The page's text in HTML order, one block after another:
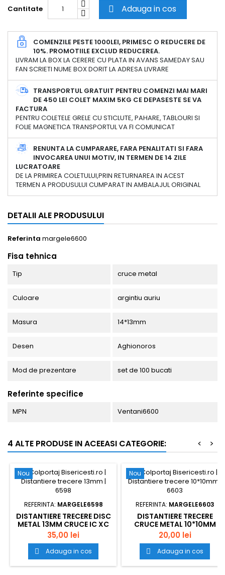
Cantitate  Adauga in cos
COMENZILE PESTE 1000LEI, PRIMESC O REDUCERE DE
10%. PROMOTIILE EXCLUD REDUCEREA.
LIVRAM LA BOX LA CERERE CU PLATA IN AVANS SAMEDAY SAU
FAN SCRIETI NUME BOX DORIT LA ADRESA LIVRARE
TRANSPORTUL GRATUIT PENTRU COMENZI MAI MARI
DE 450 LEI COLET MAXIM 5KG CE DEPASESTE SE VA
FACTURA
PENTRU COLETELE GRELE CU STICLUTE, PAHARE, TABLOURI SI
FOLIE MAGNETICA TRANSPORTUL VA FI COMUNICAT
RENUNTA LA CUMPARARE, FARA PENALITATI SI FARA
INVOCAREA UNUI MOTIV, IN TERMEN DE 14 ZILE
LUCRATOARE
DE LA PRIMIREA COLETULUI,PRIN RETURNAREA IN ACEST
TERMEN A PRODUSULUI CUMPARAT IN AMBALAJUL ORIGINAL
DETALII ALE PRODUSULUI
Referinta margele6600
Fisa tehnica
Tip cruce metal
Culoare argintiu auriu
Masura 14*13mm
Desen Aghionoros
Mod de prezentare set de 100 bucati
Referinte specifice
MPN Ventani6600
4 ALTE PRODUSE IN ACEEASI CATEGORIE: >
<
Nou
REFERINTA: MARGELE6598
DISTANTIERE TRECERE DISC
METAL 13MM CRUCE IC XC
NI KA 6598 SET100BUC
35,00 lei
 Adauga in cos
Nou
REFERINTA: MARGELE6603
DISTANTIERE TRECERE
CRUCE METAL 10*10MM
CRUCE 1 ORIFICIU DE 3MM
6603 SET100BUC
20,00 lei
 Adauga in cos